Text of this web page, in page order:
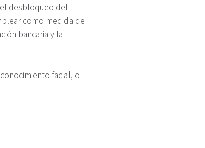
desbloqueo del
como medida de
bancaria y la
facial, o